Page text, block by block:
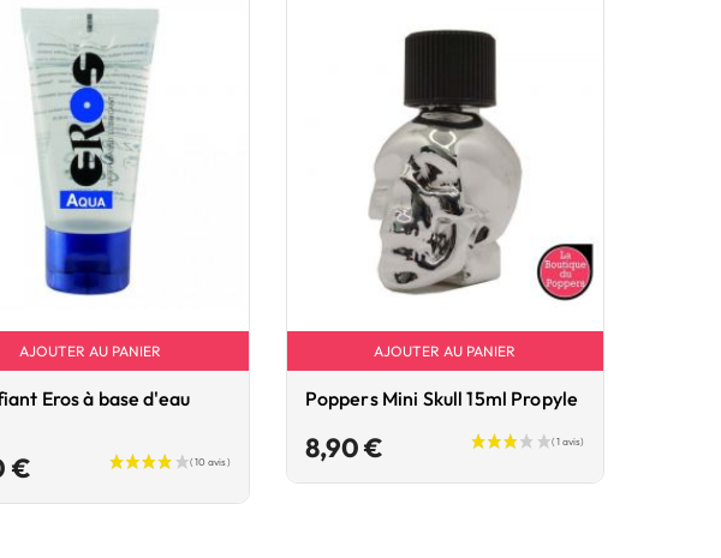
AJOUTER AU PANIER
Eros à base d'eau
€Prix
AJOUTER AU PANIER
Poppers Mini Skull 15ml Propyle
8,90 €